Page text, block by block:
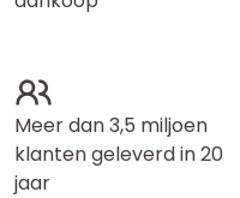
Meer dan 3,5 miljoen
klanten geleverd in 20
jaar